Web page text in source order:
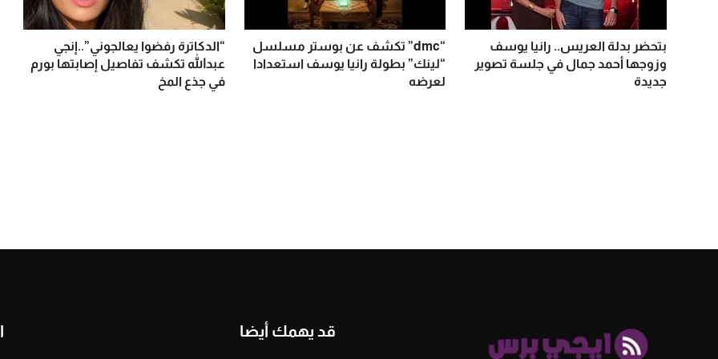
بتحضر بدلة العريس.. رانيا يوسف
وزوجها أحمد جمال في جلسة تصوير
جديدة
“dmc” تكشف عن بوستر مسلسل
“لينك” بطولة رانيا يوسف استعدادا
لعرضه
“الدكاترة رفضوا يعالجوني”..إنجي
عبدالله تكشف تفاصيل إصابتها بورم
في جذع المخ
قد يهمك أيضا